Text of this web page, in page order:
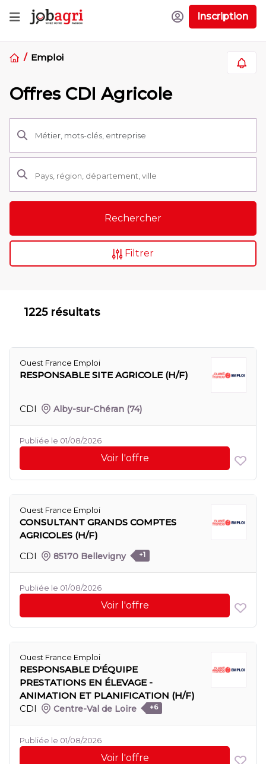
Inscription
Emploi
Offres CDI Agricole
Rechercher
Filtrer
1225 résultats
Ouest France Emploi
RESPONSABLE SITE AGRICOLE (H/F)
CDI Alby-sur-Chéran (74)
Publiée le 01/08/2026
Voir l'offre
Ouest France Emploi
CONSULTANT GRANDS COMPTES
AGRICOLES (H/F)
CDI
85170 Bellevigny +1
Publiée le 01/08/2026
Voir l'offre
Ouest France Emploi
RESPONSABLE D'ÉQUIPE
PRESTATIONS EN ÉLEVAGE -
ANIMATION ET PLANIFICATION (H/F)
CDI
Centre-Val de Loire +6
Publiée le 01/08/2026
Voir l'offre